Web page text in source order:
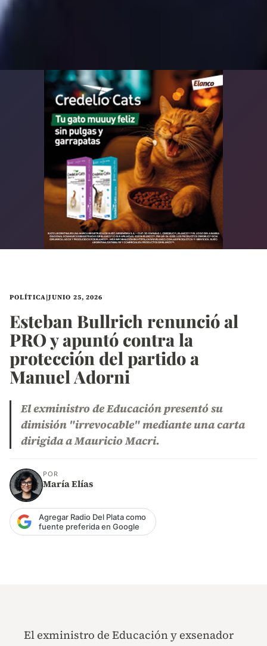
POLÍTICA|JUNIO 25, 2026
Esteban Bullrich renunció al
PRO y apuntó contra la
protección del partido a
Manuel Adorni
El exministro de Educación presentó su
dimisión "irrevocable" mediante una carta
dirigida a Mauricio Macri.
POR
María Elías
Agregar Radio Del Plata como
fuente preferida en Google
El exministro de Educación y exsenador